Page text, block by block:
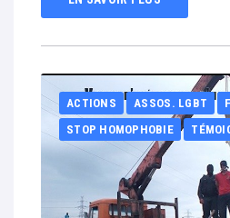
ACTIONS ASSOS. LGBT
STOP HOMOPHOBIE